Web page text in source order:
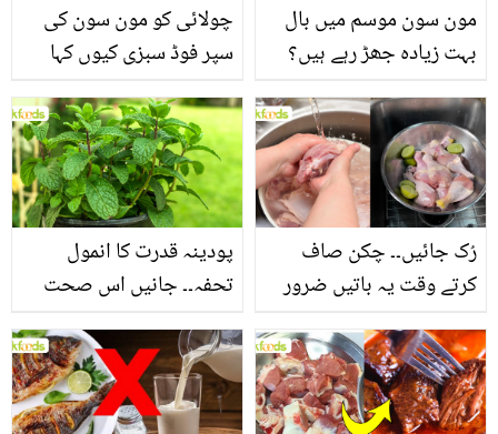
چولائی کو مون سون کی
سپر فوڈ سبزی کیوں کہا
جاتا ہے؟ جانیں وٹامنز،
منرلز اور اینٹی آکسیڈنٹس
سے بھرپور اس سبزی کے
فائدے
مون سون موسم میں بال
بہت زیادہ جھڑ رہے ہیں؟
جانیں بالوں کو مضبوط
بنانے کے چند قدرتی طریقے
پودینہ قدرت کا انمول
تحفہ۔۔ جانیں اس صحت
بخش پتوں کے 10 حیرت
انگیز طبی فوائد
رُک جائیں۔۔ چکن صاف
کرتے وقت یہ باتیں ضرور
یاد رکھیں